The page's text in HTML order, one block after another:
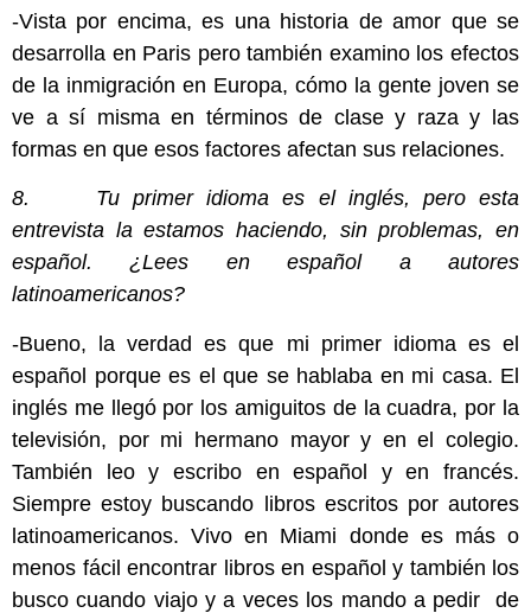
-Vista por encima, es una historia de amor que se
desarrolla en Paris pero también examino los efectos
de la inmigración en Europa, cómo la gente joven se
ve a sí misma en términos de clase y raza y las
formas en que esos factores afectan sus relaciones.
8. Tu primer idioma es el inglés, pero esta
entrevista la estamos haciendo, sin problemas, en
español. ¿Lees en español a autores
latinoamericanos?
-Bueno, la verdad es que mi primer idioma es el
español porque es el que se hablaba en mi casa. El
inglés me llegó por los amiguitos de la cuadra, por la
televisión, por mi hermano mayor y en el colegio.
También leo y escribo en español y en francés.
Siempre estoy buscando libros escritos por autores
latinoamericanos. Vivo en Miami donde es más o
menos fácil encontrar libros en español y también los
busco cuando viajo y a veces los mando a pedir de